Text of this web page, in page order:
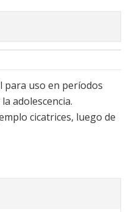
para uso en períodos
adolescencia.
cicatrices, luego de